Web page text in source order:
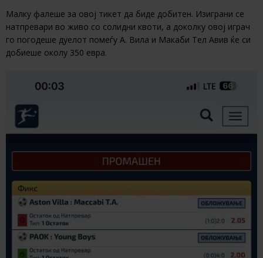
Малку фалеше за овој тикет да биде добитен. Изиграни се
натпревари во живо со солидни квоти, а доколку овој играч
го погодеше дуелот помеѓу А. Вила и Макаби Тел Авив ќе си
добиеше околу 350 евра.